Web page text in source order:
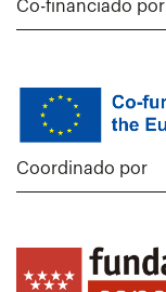
Co-financiado por
Coordinado por